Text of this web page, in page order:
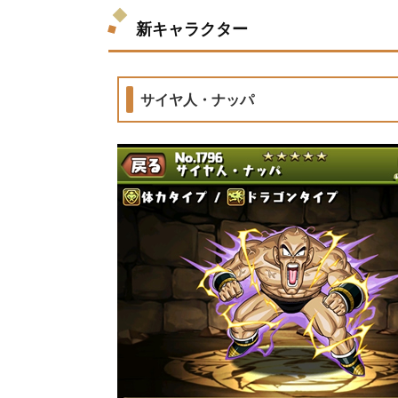
新キャラクター
サイヤ人・ナッパ